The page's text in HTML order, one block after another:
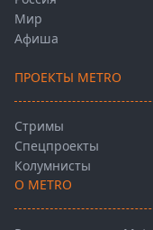
Мир
Афиша
ПРОЕКТЫ METRO
Стримы
Спецпроекты
Колумнисты
О METRO